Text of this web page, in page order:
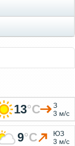
13°C
З
3 м/с
9°C
ЮЗ
3 м/с